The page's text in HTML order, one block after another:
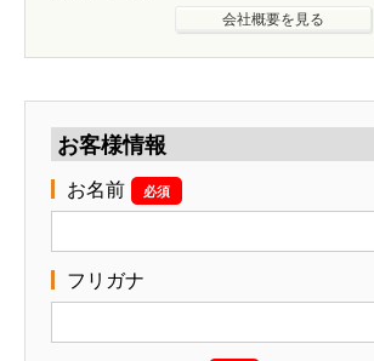
会社概要を見る
お客様情報
お名前 必須
フリガナ